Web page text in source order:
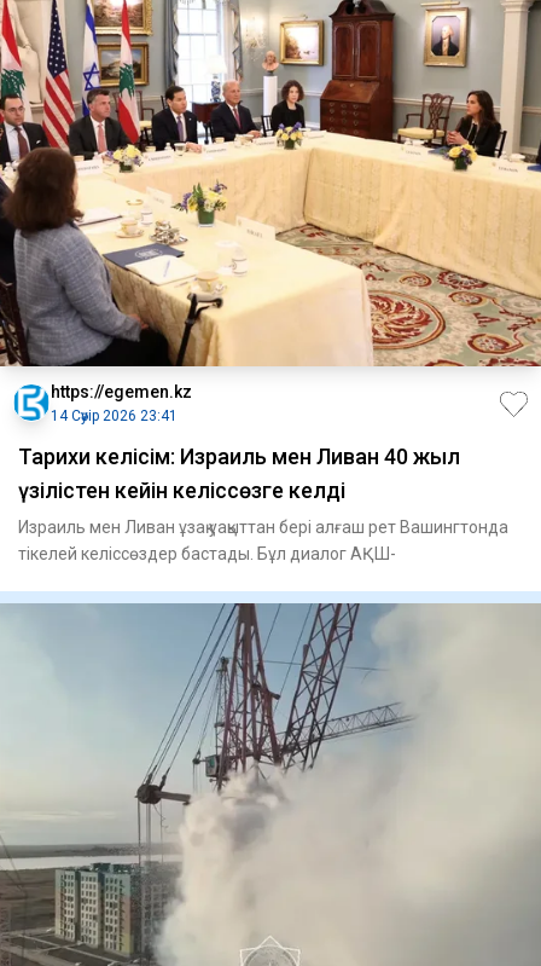
https://egemen.kz
14 Сәуір 2026 23:41
Тарихи келісім: Израиль мен Ливан 40 жыл
үзілістен кейін келіссөзге келді
Израиль мен Ливан ұзақ уақыттан бері алғаш рет Вашингтонда
тікелей келіссөздер бастады. Бұл диалог АҚШ-